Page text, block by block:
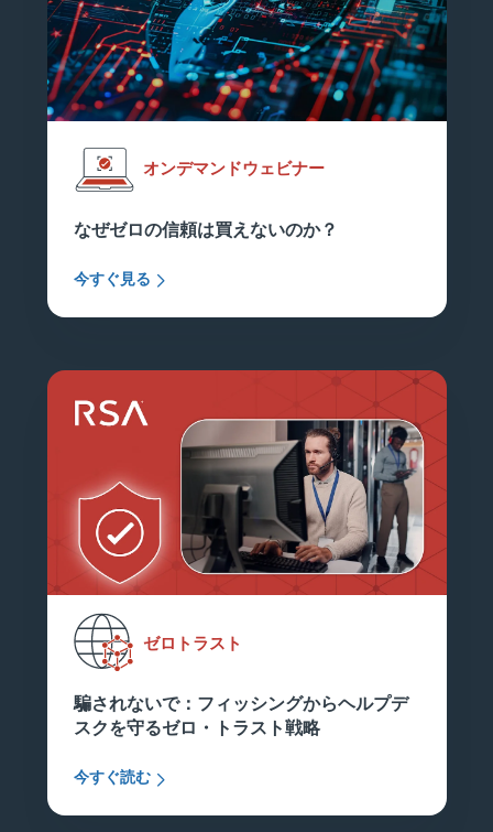
オンデマンドウェビナー
なぜゼロの信頼は買えないのか？
今すぐ見る
ゼロトラスト
騙されないで：フィッシングからヘルプデ
スクを守るゼロ・トラスト戦略
今すぐ読む